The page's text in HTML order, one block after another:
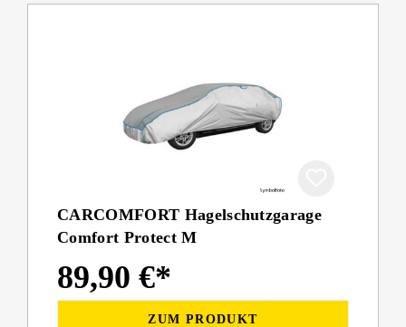
CARCOMFORT Hagelschutzgarage
Comfort Protect M
89,90 €*
ZUM PRODUKT